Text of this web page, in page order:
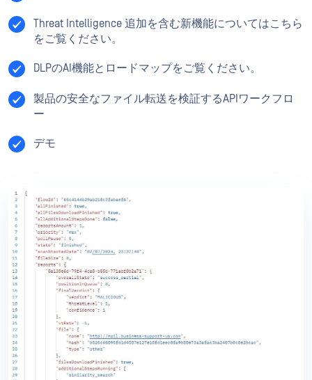
Threat Intelligence 追加を含む新機能についてはこちら
をご覧ください。
DLPのAI機能とロードマップをご覧ください。
製品の安全なファイル転送を検証するAPIワークフロ
ー
デモ